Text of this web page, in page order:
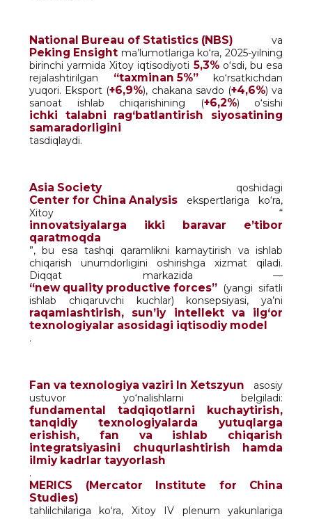
National Bureau of Statistics (NBS) va
Peking Ensight ma’lumotlariga ko‘ra, 2025-yilning
birinchi yarmida Xitoy iqtisodiyoti 5,3%o‘sdi, bu esa
rejalashtirilgan “taxminan 5%”ko‘rsatkichdan
yuqori. Eksport (+6,9%), chakana savdo (+4,6%) va
sanoat ishlab chiqarishining (+6,2%) o‘sishi
ichki talabni rag‘batlantirish siyosatining
samaradorligini
tasdiqlaydi.
Asia Societyqoshidagi
Center for China Analysis ekspertlariga ko‘ra,
Xitoy “
innovatsiyalarga ikki baravar e’tibor
qaratmoqda
”, bu esa tashqi qaramlikni kamaytirish va ishlab
chiqarish unumdorligini oshirishga xizmat qiladi.
Diqqat markazida —
“new quality productive forces” (yangi sifatli
ishlab chiqaruvchi kuchlar) konsepsiyasi, ya’ni
raqamlashtirish, sun’iy intellekt va ilg‘or
texnologiyalar asosidagi iqtisodiy model
.
Fan va texnologiya vaziri In Xetszyun asosiy
ustuvor yo‘nalishlarni belgiladi:
fundamental tadqiqotlarni kuchaytirish,
tanqidiy texnologiyalarda yutuqlarga
erishish, fan va ishlab chiqarish
integratsiyasini chuqurlashtirish hamda
ilmiy kadrlar tayyorlash
.
MERICS (Mercator Institute for China
Studies)
tahlilchilariga ko‘ra, Xitoy IV plenum yakunlariga